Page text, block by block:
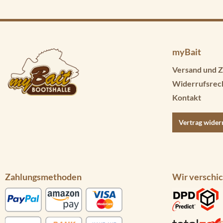
myBait
Versand und
Kontakt
Vertrag
Zahlungsmethoden Wir